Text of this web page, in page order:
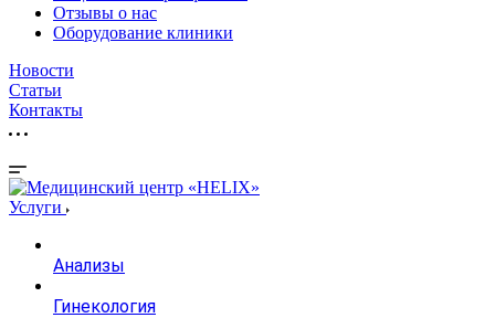
Отзывы о нас
Оборудование клиники
Новости
Статьи
Контакты
Услуги
Анализы
Гинекология